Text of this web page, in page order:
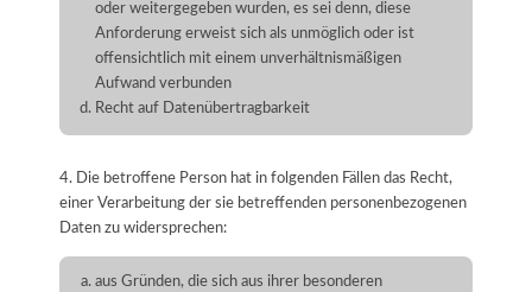
oder weitergegeben wurden, es sei denn, diese
Anforderung erweist sich als unmöglich oder ist
offensichtlich mit einem unverhältnismäßigen
Aufwand verbunden
Recht auf Datenübertragbarkeit
4. Die betroffene Person hat in folgenden Fällen das Recht,
einer Verarbeitung der sie betreffenden personenbezogenen
Daten zu widersprechen:
aus Gründen, die sich aus ihrer besonderen